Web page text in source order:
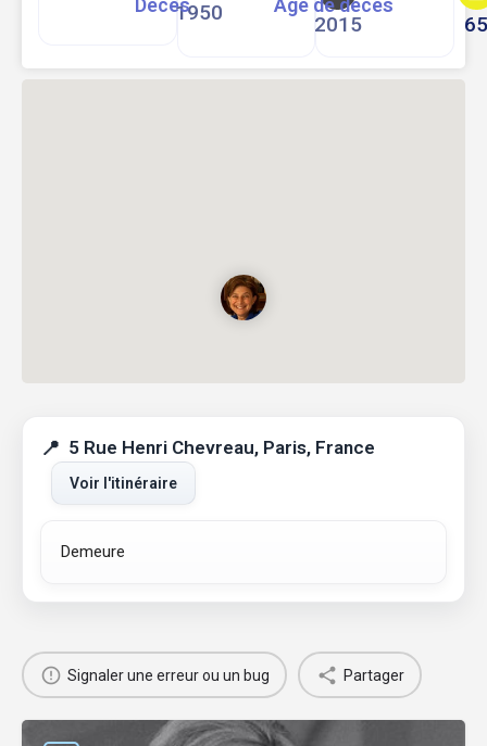
1950
Décès
2015
Age de décès
5 Rue Henri Chevreau, Paris, France
Voir l'itinéraire
Demeure
Signaler une erreur ou un bug Partager